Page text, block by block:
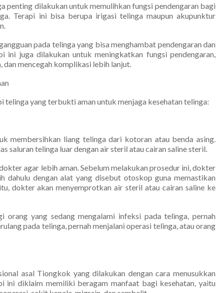
penting dilakukan untuk memulihkan fungsi pendengaran bagi
Terapi ini bisa berupa irigasi telinga maupun akupunktur
pada telinga yang bisa menghambat pendengaran dan
ini juga dilakukan untuk meningkatkan fungsi pendengaran,
mencegah komplikasi lebih lanjut.
telinga yang terbukti aman untuk menjaga kesehatan telinga:
membersihkan liang telinga dari kotoran atau benda asing.
saluran telinga luar dengan air steril atau cairan saline steril.
agar lebih aman. Sebelum melakukan prosedur ini, dokter
dahulu dengan alat yang disebut otoskop guna memastikan
dokter akan menyemprotkan air steril atau cairan saline ke
yang sedang mengalami infeksi pada telinga, pernah
pada telinga, pernah menjalani operasi telinga, atau orang
asal Tiongkok yang dilakukan dengan cara menusukkan
diklaim memiliki beragam manfaat bagi kesehatan, yaitu